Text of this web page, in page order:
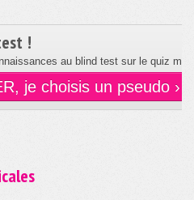
!
au blind test sur le quiz
je choisis un pseudo ›